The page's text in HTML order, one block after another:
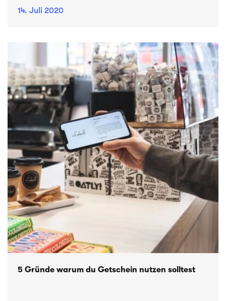
14. Juli 2020
5 Gründe warum du Getschein nutzen solltest